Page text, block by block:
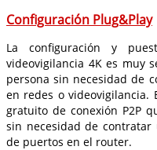
Configuración Plug&Play
La configuración y
videovigilancia 4K es muy
persona sin necesidad de
en redes o videovigilancia.
gratuito de conexión P2P
sin necesidad de
de puertos en el router.